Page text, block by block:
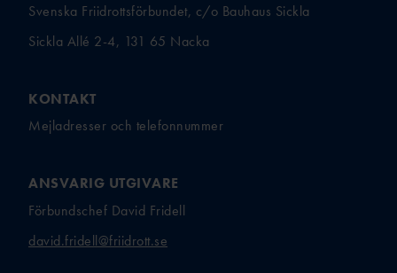
Svenska Friidrottsförbundet, c/o Bauhaus Sickla
Sickla Allé 2-4, 131 65 Nacka
KONTAKT
Mejladresser och telefonnummer
ANSVARIG UTGIVARE
Förbundschef David Fridell
david.fridell@friidrott.se